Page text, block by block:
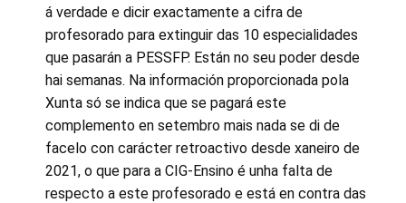
á verdade e dicir exactamente a cifra de
profesorado para extinguir das 10 especialidades
que pasarán a PESSFP. Están no seu poder desde
hai semanas. Na información proporcionada pola
Xunta só se indica que se pagará este
complemento en setembro mais nada se di de
facelo con carácter retroactivo desde xaneiro de
2021, o que para a CIG-Ensino é unha falta de
respecto a este profesorado e está en contra das